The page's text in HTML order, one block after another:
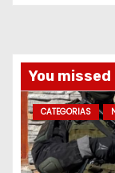
You missed
CATEGORIAS